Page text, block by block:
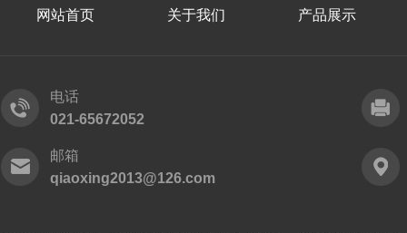
网站首页 关于我们 产品展示
电话
021-65672052
邮箱
qiaoxing2013@126.com